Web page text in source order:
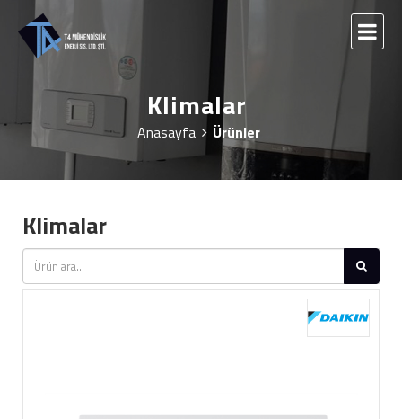
Klimalar
Anasayfa Ürünler
Klimalar